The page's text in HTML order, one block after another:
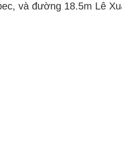
và đường 18.5m Lê